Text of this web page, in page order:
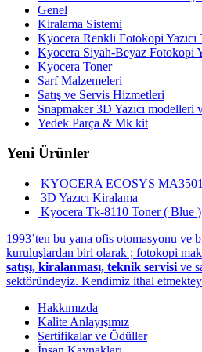
Genel
Kiralama Sistemi
Kyocera Renkli Fotokopi Yazıcı
Kyocera Siyah-Beyaz Fotokopi
Kyocera Toner
Sarf Malzemeleri
Satış ve Servis Hizmetleri
Snapmaker 3D Yazıcı modelleri
Yedek Parça & Mk kit
Yeni Ürünler
KYOCERA ECOSYS
3D Yazıcı Kiralama
Kyocera Tk-8110 Toner ( Blue )
1993’ten bu yana ofis otomasyonu ve
kuruluşlardan biri olarak ; fotokopi
satışı, kiralanması, teknik servisi ve
sektöründeyiz. Kendimiz ithal
Hakkımızda
Kalite Anlayışımız
Sertifikalar ve Ödüller